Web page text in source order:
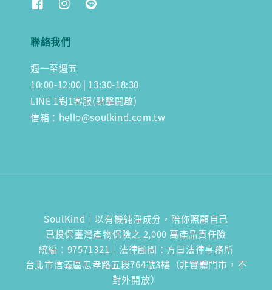
聯絡我們
週一至週五
10:00-12:00 | 13:30-18:30
LINE 1對1客服(點擊開啟)
信箱：hello@soulkind.com.tw
SoulKind｜以有機純淨成分，陪你照顧自己
已投保臺灣產物保險之 2,000 萬產品責任險
統編：97571321｜法律顧問：方日法律事務所
台北市信義區忠孝路五段764號3樓（非實體門市，不
對外開放）